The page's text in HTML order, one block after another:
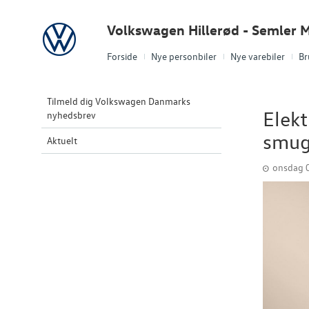
Forside Nye personbiler Nye varebiler
Volkswagen Volkswagen Hillerød - Semler
Tilmeld dig Volkswagen Danmarks
nyhedsbrev
Aktuelt
onsdag